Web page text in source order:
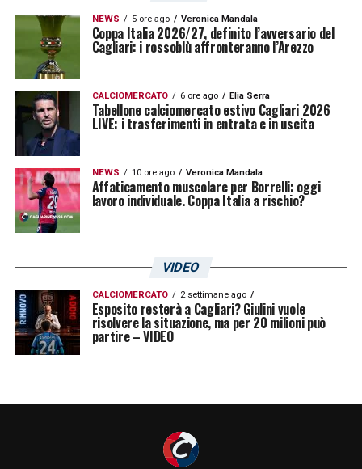
NEWS 5 ore ago Veronica Mandala
Coppa Italia 2026/27, definito l’avversario del
Cagliari: i rossoblù affronteranno l’Arezzo
CALCIOMERCATO 6 ore ago Elia Serra
Tabellone calciomercato estivo Cagliari 2026
LIVE: i trasferimenti in entrata e in uscita
NEWS 10 ore ago Veronica Mandala
Affaticamento muscolare per Borrelli: oggi
lavoro individuale. Coppa Italia a rischio?
VIDEO
CALCIOMERCATO 2 settimane ago
Esposito resterà a Cagliari? Giulini vuole
risolvere la situazione, ma per 20 milioni può
partire – VIDEO